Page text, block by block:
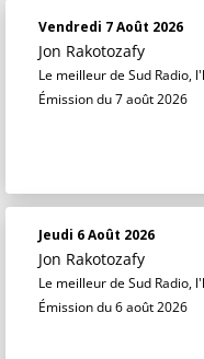
Vendredi 7 Août 2026
Jon Rakotozafy
Le meilleur de Sud Radio,
Émission du 7 août 2026
Jeudi 6 Août 2026
Jon Rakotozafy
Le meilleur de Sud Radio,
Émission du 6 août 2026